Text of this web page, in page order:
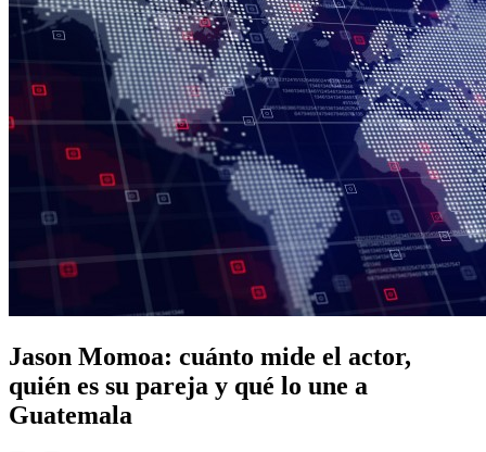
Jason Momoa: cuánto mide el actor,
quién es su pareja y qué lo une a
Guatemala